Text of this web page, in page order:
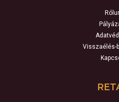
Visszaélés-